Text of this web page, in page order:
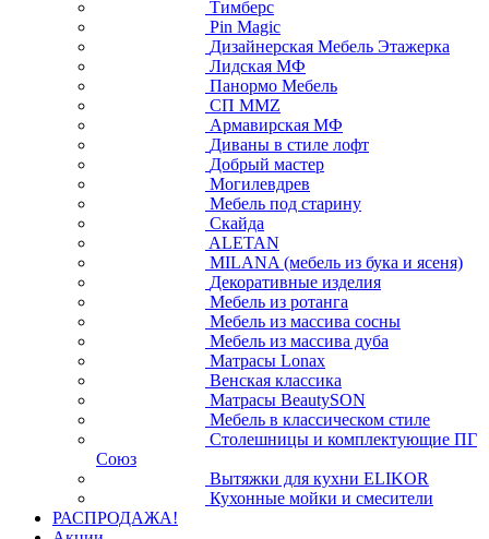
Тимберс
Pin Magic
Дизайнерская Мебель Этажерка
Лидская МФ
Панормо Мебель
СП ММZ
Армавирская МФ
Диваны в стиле лофт
Добрый мастер
Могилевдрев
Мебель под старину
Скайда
ALETAN
MILANA (мебель из бука и ясеня)
Декоративные изделия
Мебель из ротанга
Мебель из массива сосны
Мебель из массива дуба
Матрасы Lonax
Венская классика
Матрасы BeautySON
Мебель в классическом стиле
Столешницы и комплектующие ПГ
Союз
Вытяжки для кухни ELIKOR
Кухонные мойки и смесители
РАСПРОДАЖА!